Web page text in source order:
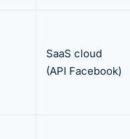
SaaS cloud
(API Facebook)